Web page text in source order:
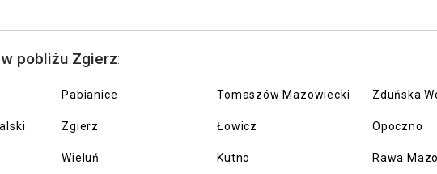
pobliżu Zgierz:
Pabianice
Zgierz
Wieluń
Tomaszów Mazowiecki
Łowicz
Kutno
Zduńska
Opoczno
Rawa